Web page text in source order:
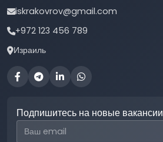
iskrakovrov@gmail.com
+972 123 456 789
Израиль
Подпишитесь на новые вакансии
Email для подписки